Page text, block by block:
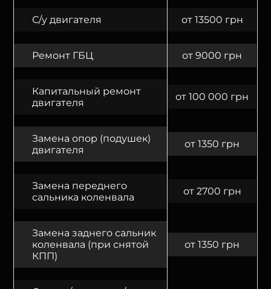
С/у двигателя от 13500 грн
Ремонт ГБЦ от 9000 грн
Капитальный ремонт
двигателя
от 100 000 грн
Замена опор (подушек)
двигателя
от 1350 грн
Замена переднего
сальника коленвала
от 2700 грн
Замена заднего сальник
коленвала (при снятой
КПП)
от 1350 грн